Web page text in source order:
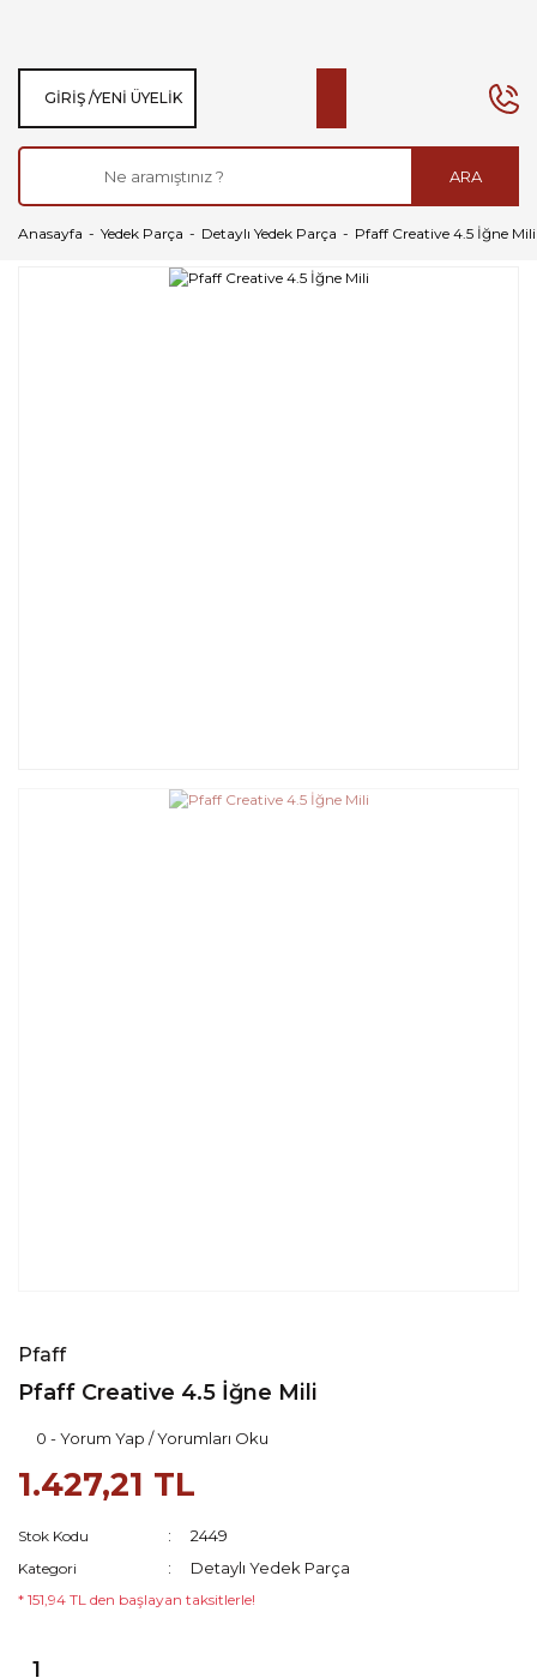
ARA
GIRIŞ /YENI ÜYELIK
Anasayfa Yedek Parça Detaylı Yedek Parça Pfaff Creative 4.5 İğne Mili
Pfaff
Pfaff Creative 4.5 İğne Mili
0 - Yorum Yap / Yorumları Oku
1.427,21 TL
Stok Kodu 2449
Kategori Detaylı Yedek Parça
* 151,94 TL den başlayan taksitlerle!